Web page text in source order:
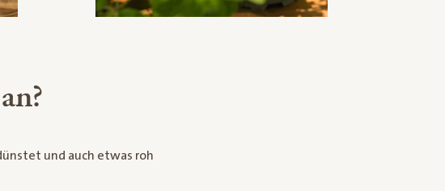
und auch etwas roh